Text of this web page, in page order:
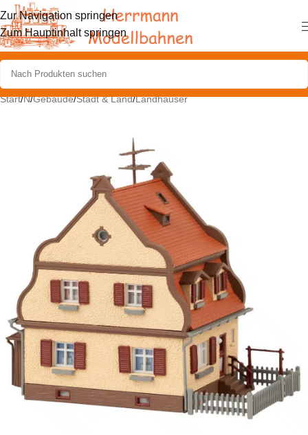
Zur Navigation springen
Zum Hauptinhalt springen
Start/N/Gebäude/Stadt & Land/Landhäuser